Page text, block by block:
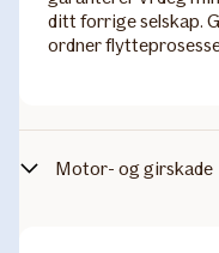
ditt forrige selskap.
ordner
Motor- og girskade